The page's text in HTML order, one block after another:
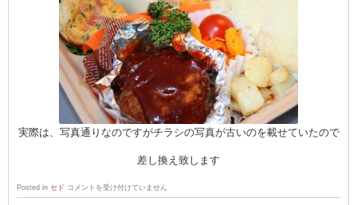
実際は、写真通りなのですがチラシの写真が古いのを載せていたので
差し換え致します
Posted in セド New!
コメントを受け付けていません